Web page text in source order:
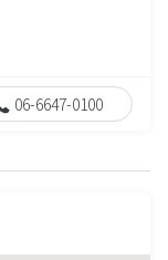
06-6647-0100